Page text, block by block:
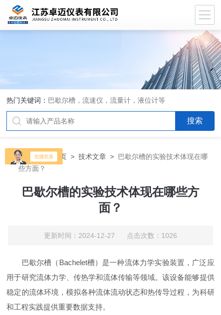
热门关键词： 巴歇尔槽，流速仪，流量计，液位计等
当前位置：首页 >技术文章 > 巴歇尔槽的实验技术体现在哪
些方面？
巴歇尔槽的实验技术体现在哪些方
面？
更新时间：2024-12-27 点击次数：1026
巴歇尔槽（Bachelet槽）是一种流体力学实验装置，广泛应
用于研究流体力学、传热学和流体传输等领域。该设备能够提供
稳定的流体环境，模拟各种流体流动状态和热传导过程，为科研
和工程实践提供重要数据支持。